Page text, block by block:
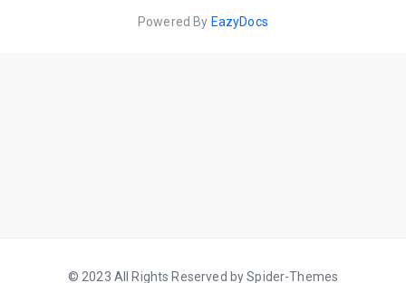
Powered By EazyDocs
© 2023 All Rights Reserved by Spider-Themes